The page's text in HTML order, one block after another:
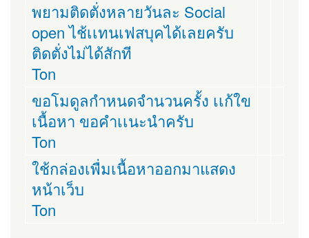
พยามติดตั่งหลายวันละ Social
open ไช้เเทนเฟสบุคได้เลยครับ
ติดตั่งไม่ได้สักที
Ton
ขอโมดูลกำหนดจำนวนครั้ง เเก้ใข
เนื้อหา ขอคำเเนะนำครับ
Ton
ใช้กล่องเพื่มเนื้อหาออกมาแสดง
หน้าเว็บ
Ton